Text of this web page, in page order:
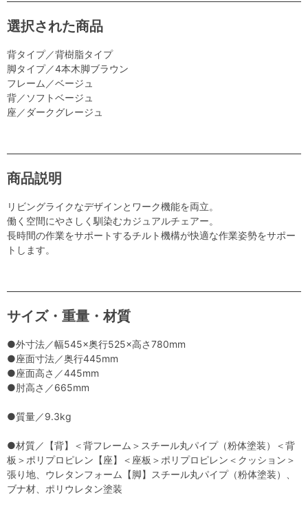
選択された商品
背タイプ／背樹脂タイプ
脚タイプ／4本木脚ブラウン
フレーム／ベージュ
背／ソフトベージュ
座／ダークグレージュ
商品説明
リビングライクなデザインとワーク機能を両立。
働く空間にやさしく馴染むカジュアルチェアー。
長時間の作業をサポートするチルト機構が快適な作業姿勢をサポー
トします。
サイズ・重量・材質
●外寸法／幅545×奥行525×高さ780mm
●座面寸法／奥行445mm
●座面高さ／445mm
●肘高さ／665mm
●質量／9.3kg
●材質／【背】＜背フレーム＞スチール丸パイプ（粉体塗装）＜背
板＞ポリプロピレン【座】＜座板＞ポリプロピレン＜クッション＞
張り地、ウレタンフォーム【脚】スチール丸パイプ（粉体塗装）、
ブナ材、ポリウレタン塗装